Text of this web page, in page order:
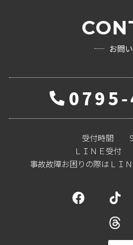
お問
受付時間 9
ＬＩＮＥ受付
事故故障お困りの際はＬＩ